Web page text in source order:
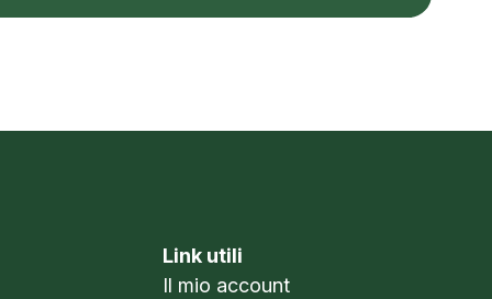
Link utili
Il mio account